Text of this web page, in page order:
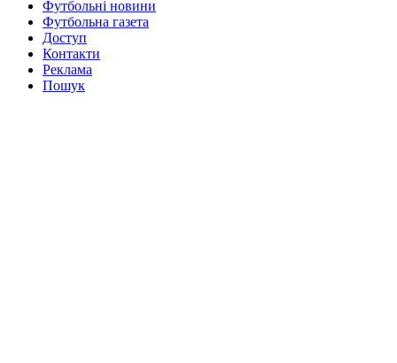
Футбольні новини
Футбольна газета
Доступ
Контакти
Реклама
Пошук